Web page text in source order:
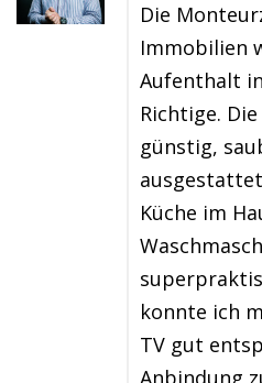
Die
Immobilien
Aufenthalt
Richtige.
günstig,
Küche im
konnte ich
TV gut
Anbindung